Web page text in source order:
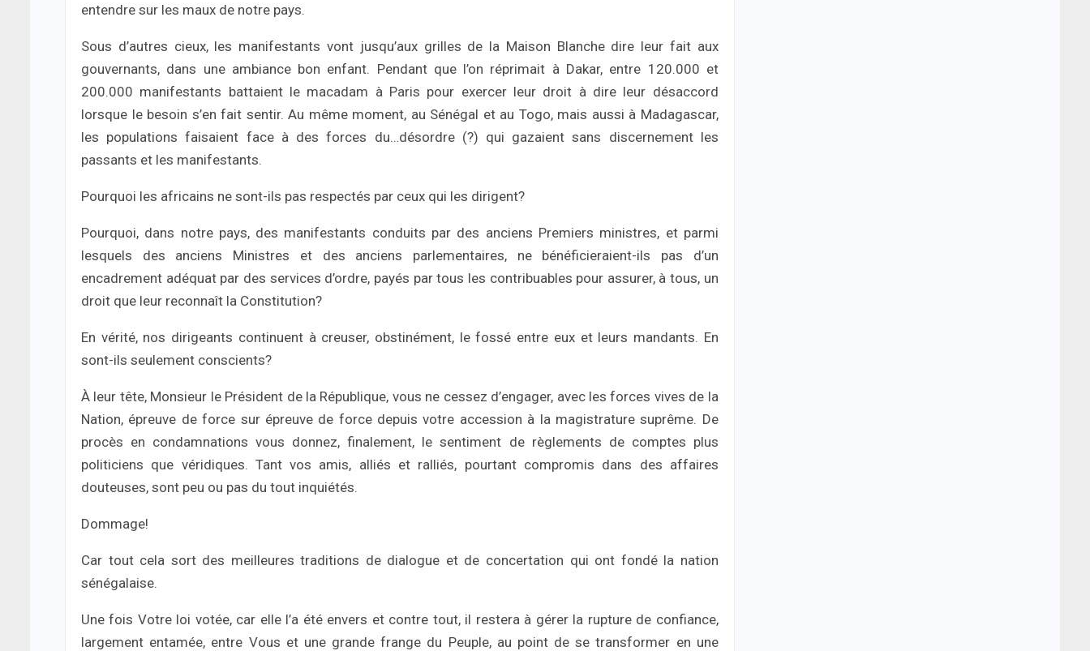
entendre sur les maux de notre pays.
Sous d’autres cieux, les manifestants vont jusqu’aux grilles de la Maison Blanche dire leur fait aux
gouvernants, dans une ambiance bon enfant. Pendant que l’on réprimait à Dakar, entre 120.000 et
200.000 manifestants battaient le macadam à Paris pour exercer leur droit à dire leur désaccord
lorsque le besoin s’en fait sentir. Au même moment, au Sénégal et au Togo, mais aussi à Madagascar,
les populations faisaient face à des forces du…désordre (?) qui gazaient sans discernement les
passants et les manifestants.
Pourquoi les africains ne sont-ils pas respectés par ceux qui les dirigent?
Pourquoi, dans notre pays, des manifestants conduits par des anciens Premiers ministres, et parmi
lesquels des anciens Ministres et des anciens parlementaires, ne bénéficieraient-ils pas d’un
encadrement adéquat par des services d’ordre, payés par tous les contribuables pour assurer, à tous, un
droit que leur reconnaît la Constitution?
En vérité, nos dirigeants continuent à creuser, obstinément, le fossé entre eux et leurs mandants. En
sont-ils seulement conscients?
À leur tête, Monsieur le Président de la République, vous ne cessez d’engager, avec les forces vives de la
Nation, épreuve de force sur épreuve de force depuis votre accession à la magistrature suprême. De
procès en condamnations vous donnez, finalement, le sentiment de règlements de comptes plus
politiciens que véridiques. Tant vos amis, alliés et ralliés, pourtant compromis dans des affaires
douteuses, sont peu ou pas du tout inquiétés.
Dommage!
Car tout cela sort des meilleures traditions de dialogue et de concertation qui ont fondé la nation
sénégalaise.
Une fois Votre loi votée, car elle l’a été envers et contre tout, il restera à gérer la rupture de confiance,
largement entamée, entre Vous et une grande frange du Peuple, au point de se transformer en une